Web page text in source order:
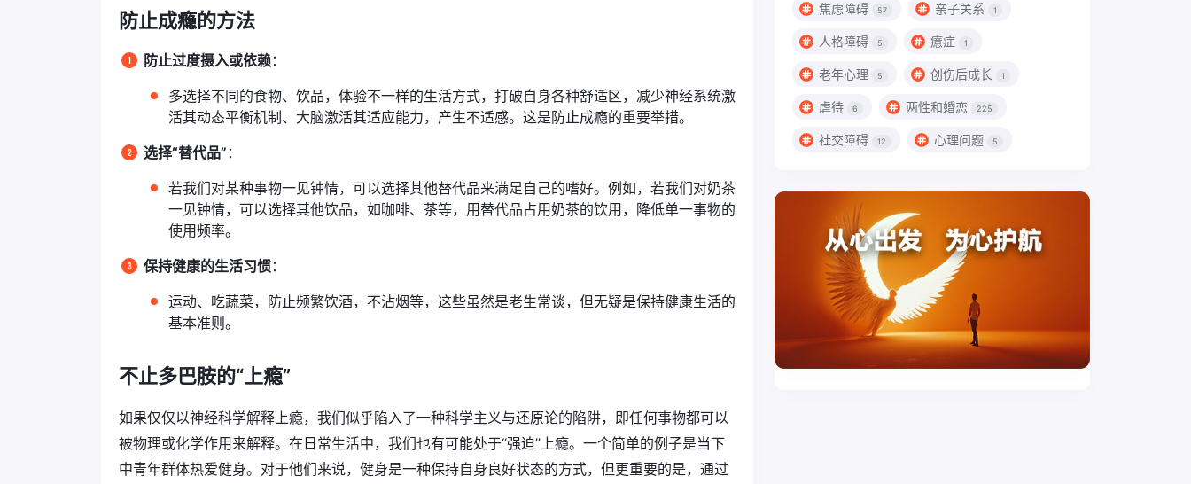
防止成瘾的方法
防止过度摄入或依赖：
多选择不同的食物、饮品，体验不一样的生活方式，打破自身各种舒适区，减少神经系统激
活其动态平衡机制、大脑激活其适应能力，产生不适感。这是防止成瘾的重要举措。
选择“替代品” ：
若我们对某种事物一见钟情，可以选择其他替代品来满足自己的嗜好。例如，若我们对奶茶
一见钟情，可以选择其他饮品，如咖啡、茶等，用替代品占用奶茶的饮用，降低单一事物的
使用频率。
保持健康的生活习惯：
运动、吃蔬菜，防止频繁饮酒，不沾烟等，这些虽然是老生常谈，但无疑是保持健康生活的
基本准则。
不止多巴胺的“上瘾”
如果仅仅以神经科学解释上瘾，我们似乎陷入了一种科学主义与还原论的陷阱，即任何事物都可以
被物理或化学作用来解释。在日常生活中，我们也有可能处于“强迫”上瘾。一个简单的例子是当下
中青年群体热爱健身。对于他们来说，健身是一种保持自身良好状态的方式，但更重要的是，通过
焦虑障碍 57 亲子关系 1
人格障碍 5 癔症 1
老年心理 5 创伤后成长 1
虐待 6 两性和婚恋 225
社交障碍 12 心理问题 5